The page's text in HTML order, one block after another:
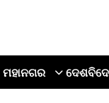
ମହାନଗର ଦେଶ